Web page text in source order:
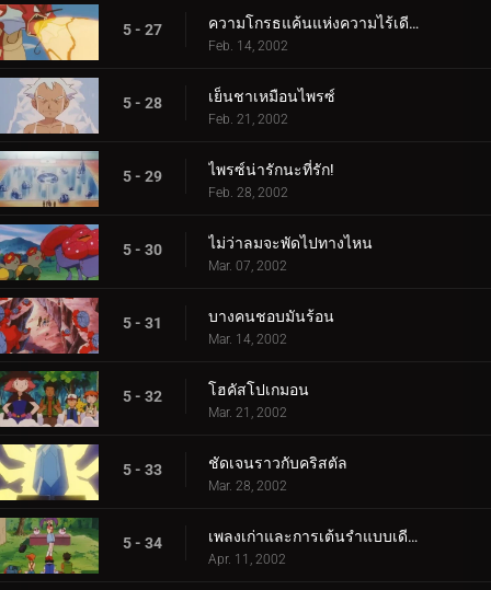
5 - 27 ความโกรธแค้นแห่งความไร้เดียงสา (2)
Feb. 14, 2002
5 - 28 เย็นชาเหมือนไพรซ์
Feb. 21, 2002
5 - 29 ไพรซ์น่ารักนะที่รัก!
Feb. 28, 2002
5 - 30 ไม่ว่าลมจะพัดไปทางไหน
Mar. 07, 2002
5 - 31 บางคนชอบมันร้อน
Mar. 14, 2002
5 - 32 โฮคัสโปเกมอน
Mar. 21, 2002
5 - 33 ชัดเจนราวกับคริสตัล
Mar. 28, 2002
5 - 34 เพลงเก่าและการเต้นรำแบบเดียวกัน
Apr. 11, 2002